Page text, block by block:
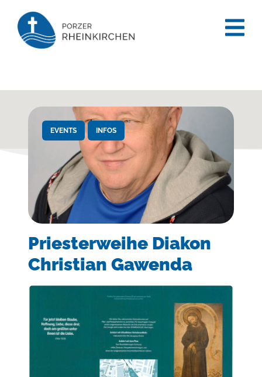
EVENTS INFOS
Priesterweihe Diakon
Christian Gawenda